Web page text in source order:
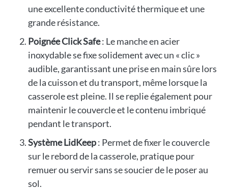
une excellente conductivité thermique et une
grande résistance.
Poignée Click Safe: Le manche en acier
inoxydable se fixe solidement avec un « clic »
audible, garantissant une prise en main sûre lors
de la cuisson et du transport, même lorsque la
casserole est pleine. Il se replie également pour
maintenir le couvercle et le contenu imbriqué
pendant le transport.
Système LidKeep: Permet de fixer le couvercle
sur le rebord de la casserole, pratique pour
remuer ou servir sans se soucier de le poser au
sol.